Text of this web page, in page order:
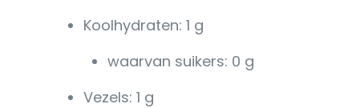
Koolhydraten: 1 g
waarvan suikers: 0 g
Vezels: 1 g